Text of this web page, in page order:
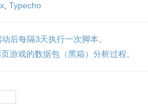
Typecho
后每隔3天执行一次脚本。
游戏的数据包（黑箱）分析过程。